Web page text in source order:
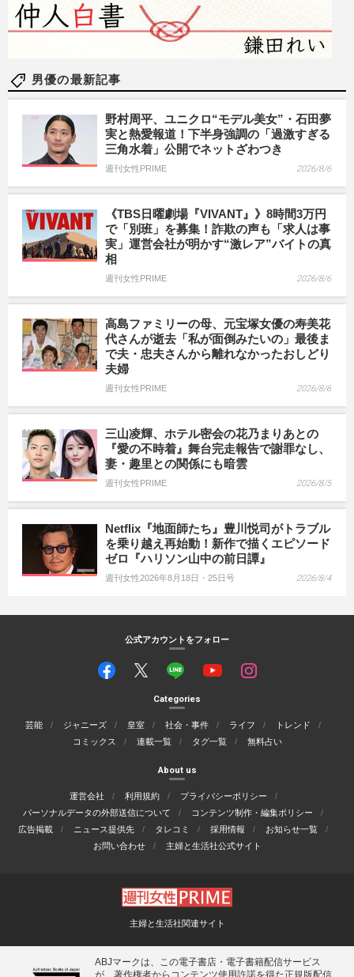
男優の最新記事
野村周平、ユニクロ“モデル美女”・石田夢
実と熱愛報道！下半身強調の「過激すぎる
三角水着」公開でネットざわつき
週刊女性PRIME 2026/8/6
《TBS日曜劇場『VIVANT』》8時間3万円
で「別班」を募集！詐欺の声も「求人は事
実」運営会社が明かす“激レア”バイトの真
相
週刊女性PRIME 2026/8/6
高島ファミリーの母、元宝塚女優の寿美花
代さんが逝去「私が面倒みたいの」最後ま
で夫・忠夫さんから離れなかったおしどり
夫婦
週刊女性PRIME 2026/8/6
三山凌輝、ホテル密会の花乃まりあとの
『愛の不時着』舞台完走報告で謝罪なし、
妻・趣里との関係にも暗雲
週刊女性PRIME 2026/8/5
Netflix『地面師たち』豊川悦司がトラブル
を乗り越え再始動！新作で描くエピソード
ゼロ『ハリソン山中の前日譚』
週刊女性2026年8月18日・25日号 2026/8/4
公式アカウントをフォロー
Categories
芸能 ジャニーズ 皇室 社会・事件 ライフ
トレンド
コミックス
連載一覧 タグ一覧 無料占い
About us
運営会社 利用規約
プライバシーポリシー
パーソナルデータの外部送信について
コンテンツ制作・編集ポリシー
広告掲載
ニュース提供先 タレコミ 採用情報
お知らせ一覧
お問い合わせ
主婦と生活社公式サイト
主婦と生活社関連サイト
ABJマークは、この電子書店・電子書籍配信サービス